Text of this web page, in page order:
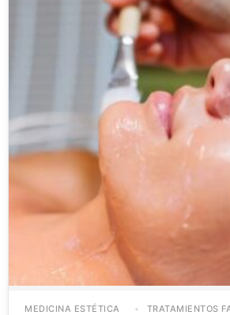
MEDICINA ESTÉTICA TRATAMIENTOS